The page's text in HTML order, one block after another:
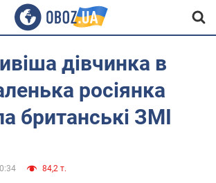
дівчинка в
росіянка
британські ЗМІ
84,2 т.